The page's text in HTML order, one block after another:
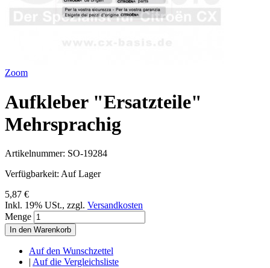
Zoom
Aufkleber "Ersatzteile"
Mehrsprachig
Artikelnummer: SO-19284
Verfügbarkeit: Auf Lager
5,87 €
Inkl. 19% USt., zzgl. Versandkosten
Menge
In den Warenkorb
Auf den Wunschzettel
| Auf die Vergleichsliste